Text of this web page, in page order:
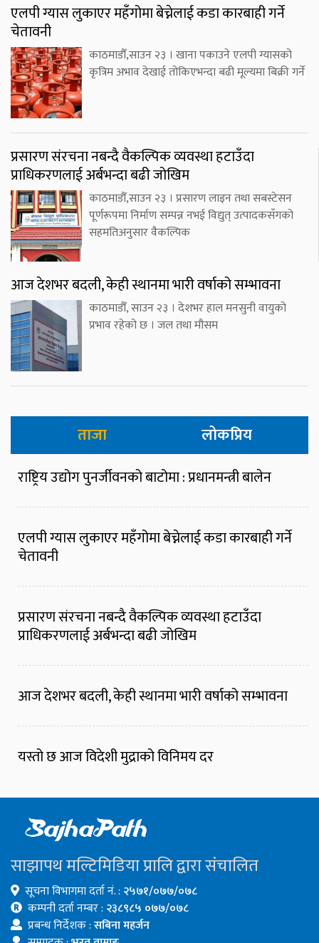
एलपी ग्यास लुकाएर महँगोमा बेच्नेलाई कडा कारबाही गर्ने
चेतावनी
काठमाडौँ,साउन २३ । खाना पकाउने एलपी ग्यासको
कृत्रिम अभाव देखाई तोकिएभन्दा बढी मूल्यमा बिक्री गर्ने
प्रसारण संरचना नबन्दै वैकल्पिक व्यवस्था हटाउँदा
प्राधिकरणलाई अर्बभन्दा बढी जोखिम
काठमाडौँ,साउन २३ । प्रसारण लाइन तथा सबस्टेसन
पूर्णरूपमा निर्माण सम्पन्न नभई विद्युत् उत्पादकसँगको
सहमतिअनुसार वैकल्पिक
आज देशभर बदली, केही स्थानमा भारी वर्षाको सम्भावना
काठमाडौँ, साउन २३ । देशभर हाल मनसुनी वायुको
प्रभाव रहेको छ । जल तथा मौसम
ताजा लोकप्रिय
राष्ट्रिय उद्योग पुनर्जीवनको बाटोमा : प्रधानमन्त्री बालेन
एलपी ग्यास लुकाएर महँगोमा बेच्नेलाई कडा कारबाही गर्ने
चेतावनी
प्रसारण संरचना नबन्दै वैकल्पिक व्यवस्था हटाउँदा
प्राधिकरणलाई अर्बभन्दा बढी जोखिम
आज देशभर बदली, केही स्थानमा भारी वर्षाको सम्भावना
यस्तो छ आज विदेशी मुद्राको विनिमय दर
साझापथ मल्टिमिडिया प्रालि द्वारा संचालित
सूचना विभागमा दर्ता नं. : २५७१/०७७/०७८
कम्पनी दर्ता नम्बर : २३८९८५ ०७७/०७८
प्रबन्ध निर्देशक :सबिना महर्जन